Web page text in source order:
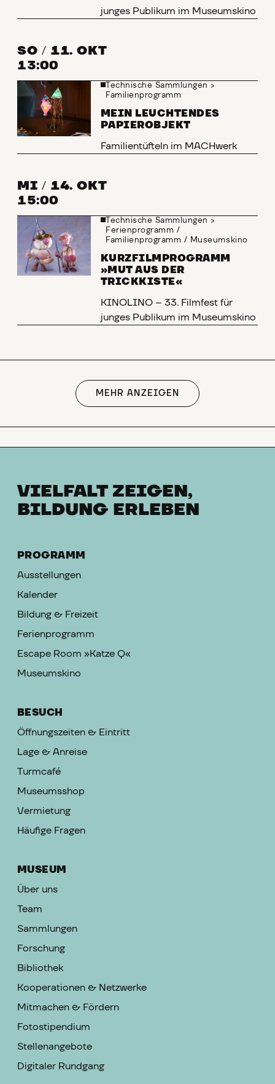
junges Publikum im Museumskino
SO / 11. OKT
13:00
Technische Sammlungen>
Familienprogramm
MEIN LEUCHTENDES
PAPIEROBJEKT
Familientüfteln im MACHwerk
MI / 14. OKT
15:00
Technische Sammlungen>
Ferienprogramm /
Familienprogramm / Museumskino
KURZFILMPROGRAMM
»MUT AUS DER
TRICKKISTE«
KINOLINO – 33. Filmfest für
junges Publikum im Museumskino
MEHR ANZEIGEN
VIELFALT ZEIGEN,
BILDUNG ERLEBEN
PROGRAMM
Ausstellungen
Kalender
Bildung & Freizeit
Ferienprogramm
Escape Room »Katze Q«
Museumskino
BESUCH
Öffnungszeiten & Eintritt
Lage & Anreise
Turmcafé
Museumsshop
Vermietung
Häufige Fragen
MUSEUM
Über uns
Team
Sammlungen
Forschung
Bibliothek
Kooperationen & Netzwerke
Mitmachen & Fördern
Fotostipendium
Stellenangebote
Digitaler Rundgang